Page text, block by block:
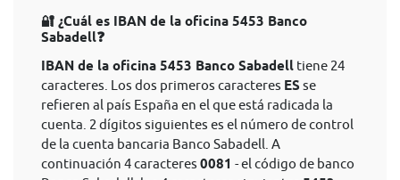
🔐 ¿Cuál es IBAN de la oficina 5453 Banco
Sabadell❓
IBAN de la oficina 5453 Banco Sabadell tiene 24
caracteres. Los dos primeros caracteres ES se
refieren al país España en el que está radicada la
cuenta. 2 dígitos siguientes es el número de control
de la cuenta bancaria Banco Sabadell. A
continuación 4 caracteres 0081 - el código de banco